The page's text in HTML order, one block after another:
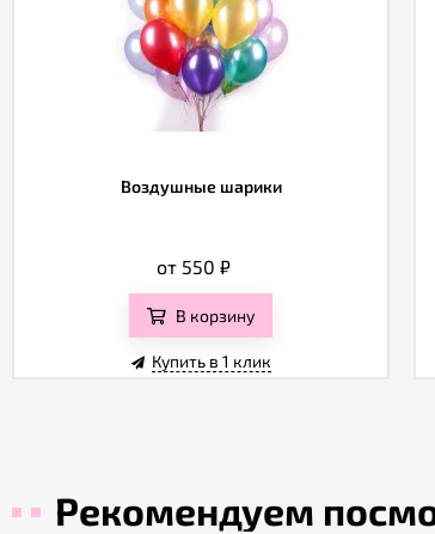
Воздушные шарики
от 550 ₽
В корзину
Купить в 1 клик
Рекомендуем